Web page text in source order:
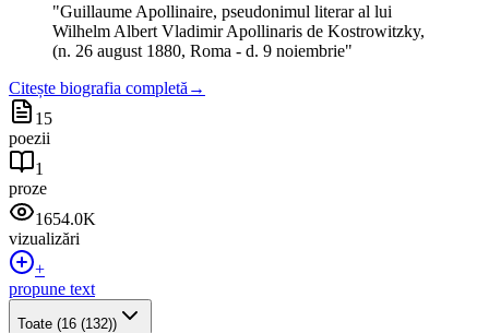
"Guillaume Apollinaire, pseudonimul literar al lui
Wilhelm Albert Vladimir Apollinaris de Kostrowitzky,
(n. 26 august 1880, Roma - d. 9 noiembrie"
Citește biografia completă →
15
poezii
1
proze
1654.0K
vizualizări
+
propune text
Toate (16 (132))